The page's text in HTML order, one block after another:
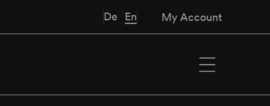
De En My Account